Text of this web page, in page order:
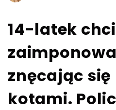
14-latek
znęcając się
kotami.